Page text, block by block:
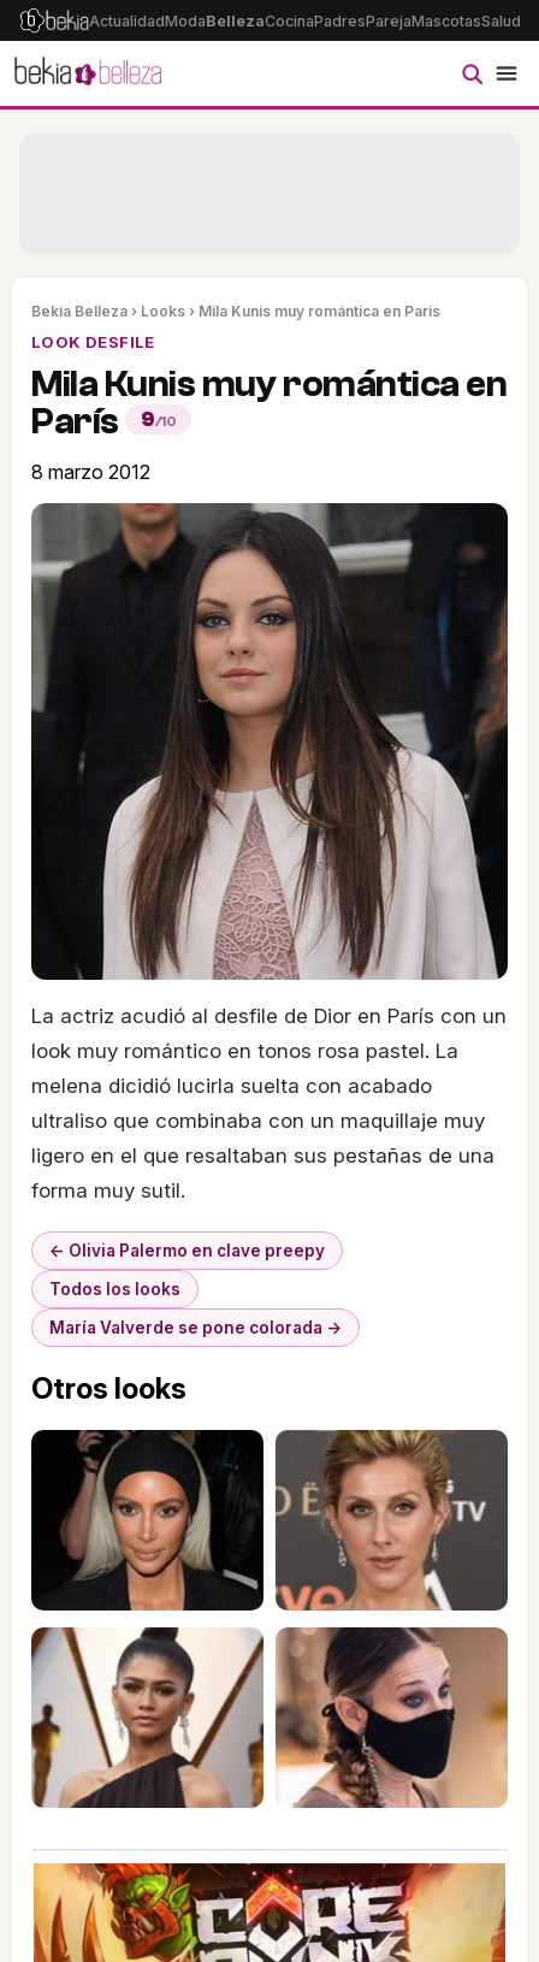
ActualidadModaBellezaCocinaPadresParejaMascotasSalud
Bekia Belleza › Looks › Mila Kunis muy romántica en París
LOOK DESFILE
Mila Kunis muy romántica en
París
9/10
8 marzo 2012
La actriz acudió al desfile de Dior en París con un
look muy romántico en tonos rosa pastel. La
melena dicidió lucirla suelta con acabado
ultraliso que combinaba con un maquillaje muy
ligero en el que resaltaban sus pestañas de una
forma muy sutil.
← Olivia Palermo en clave preepy
Todos los looks
María Valverde se pone colorada →
Otros looks